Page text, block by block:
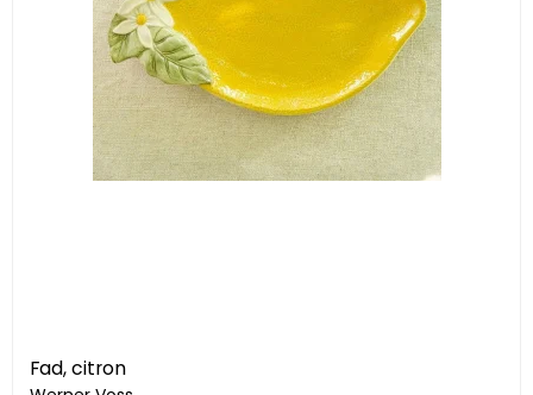
Fad, citron